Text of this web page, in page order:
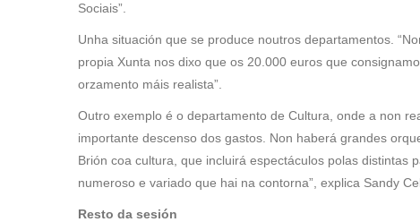
Sociais”.
Unha situación que se produce noutros departamentos.
propia Xunta nos dixo que os 20.000 euros que
orzamento máis realista”.
Outro exemplo é o departamento de Cultura, onde a non
importante descenso dos gastos. Non haberá grandes
Brión coa cultura, que incluirá espectáculos polas
numeroso e variado que hai na contorna”, explica Sandy
Resto da sesión